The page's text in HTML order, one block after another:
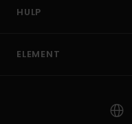
HULP
ELEMENT